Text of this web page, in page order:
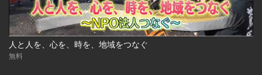
人と人を、心を、時を、地域をつなぐ
無料